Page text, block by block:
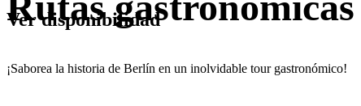
¡Saborea la historia de Berlín en un inolvidable tour gastronómico!
Ver disponibilidad